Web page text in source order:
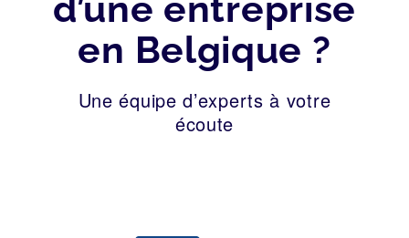
en Belgique ?
Une équipe d’experts à votre
écoute